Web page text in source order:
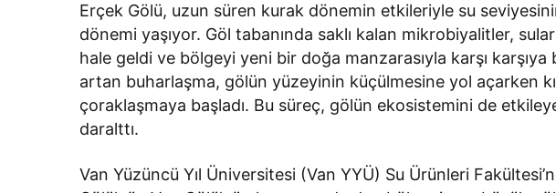
Erçek Gölü, uzun süren kurak dönemin etkileriyle su
dönemi yaşıyor. Göl tabanında saklı kalan mikrobiyalitler,
hale geldi ve bölgeyi yeni bir doğa manzarasıyla karşı karşıya
artan buharlaşma, gölün yüzeyinin küçülmesine yol açarken
çoraklaşmaya başladı. Bu süreç, gölün ekosistemini de
daralttı.
Van Yüzüncü Yıl Üniversitesi (Van YYÜ) Su Ürünleri